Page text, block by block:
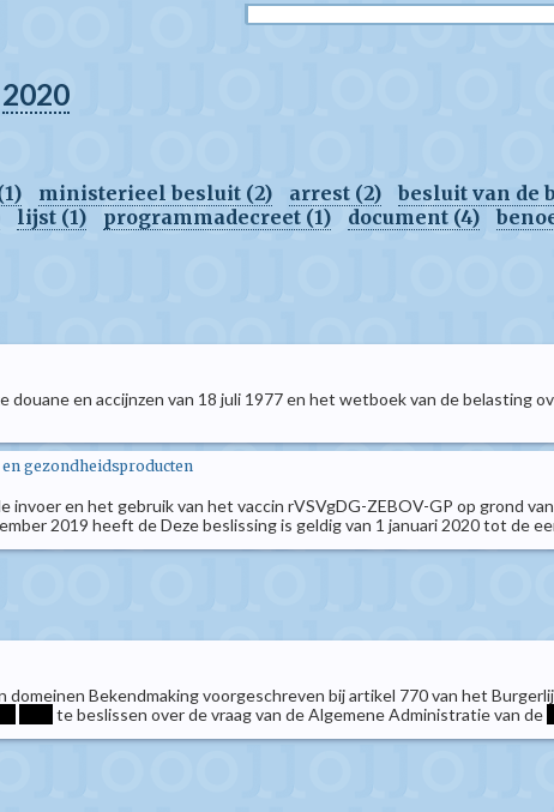
2020
ministerieel besluit (2) arrest (2)
besluit van de
lijst (1) programmadecreet (1) document (4)
douane en accijnzen van 18 juli 1977 en het wetboek van de belasting
gezondheidsproducten
en het gebruik van het vaccin rVSVgDG-ZEBOV-GP op grond
2019 heeft de Deze beslissing is geldig van 1 januari 2020 tot de
Bekendmaking voorgeschreven bij artikel 770 van het
te beslissen over de vraag van de Algemene Administratie van de